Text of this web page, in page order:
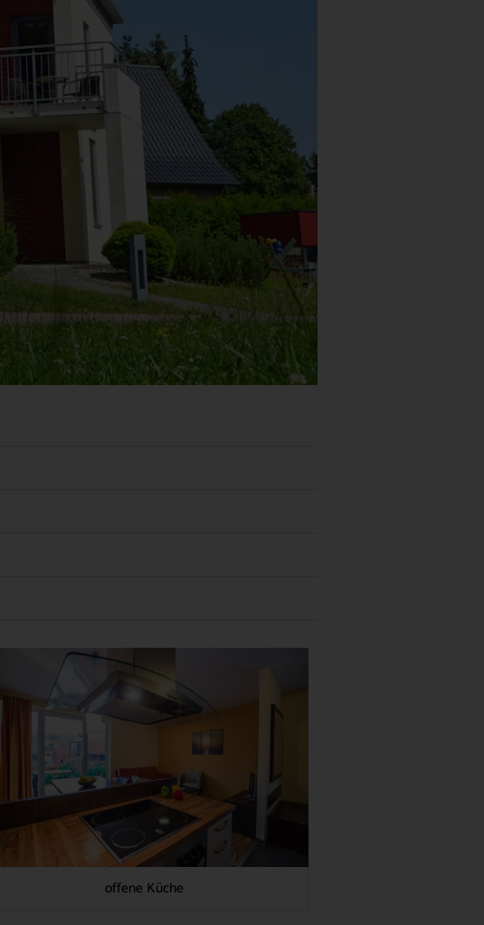
offene Küche